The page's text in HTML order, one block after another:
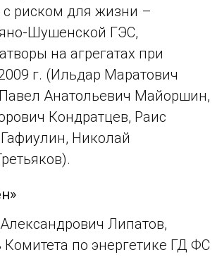
риском для жизни –
Шушенской ГЭС,
на агрегатах при
г. (Ильдар Маратович
Павел Анатольевич Майоршин,
Кондратцев, Раис
Николай
Липатов,
Комитета по энергетике ГД ФС